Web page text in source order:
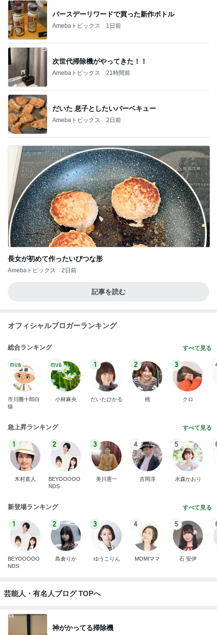
バースデーリワードで買った新作ボトル
Amebaトピックス 1日前
次世代掃除機がやってきた！！
Amebaトピックス 21時間前
だいた 息子としたいバーベキュー
Amebaトピックス 2日前
長女が初めて作ったいびつな形
Amebaトピックス 2日前
記事を読む
オフィシャルブロガーランキング
総合ランキング すべて見る
市川團十郎白
猿
小林麻央
1
だいたひかる
2
桃
3
クロ
急上昇ランキング すべて見る
1
木村直人
2
BEYOOOOO
NDS
3
美川憲一
4
吉岡淳
5
水森かおり
新登場ランキング すべて見る
1
BEYOOOOO
NDS
2
島倉りか
3
ゆうこりん
4
MOMIママ
5
石 安伊
芸能人・有名人ブログ TOPへ
神がかってる掃除機